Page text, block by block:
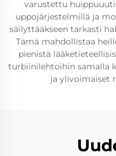
varustettu
uppojärjestelmillä ja
säilyttääkseen tarkasti
Tämä mahdollistaa
pienistä
turbiinilehtoihin samalla
ja ylivoimaiset